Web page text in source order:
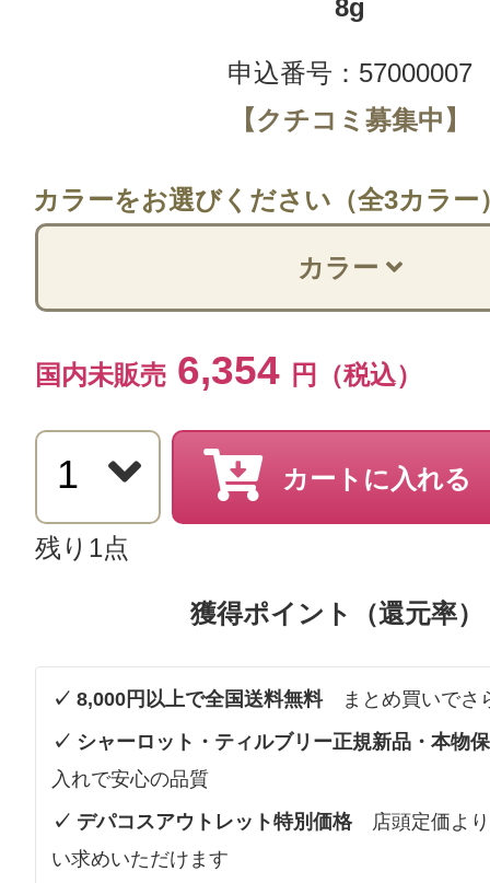
8g
申込番号：57000007
【クチコミ募集中】
カラーをお選びください（全3カラー
カラー
国内未販売 6,354 円（税込）
カートに入れる
残り1点
獲得ポイント（還元率）
✓ 8,000円以上で全国送料無料まとめ買いでさ
✓ シャーロット・ティルブリー正規新品・本物
入れで安心の品質
✓ デパコスアウトレット特別価格店頭定価より
い求めいただけます